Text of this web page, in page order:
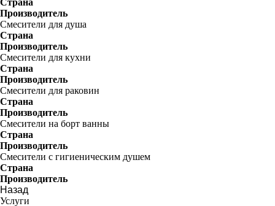
Страна
Производитель
Смесители для душа
Страна
Производитель
Смесители для кухни
Страна
Производитель
Смесители для раковин
Страна
Производитель
Смесители на борт ванны
Страна
Производитель
Смесители с гигиеническим душем
Страна
Производитель
Назад
Услуги